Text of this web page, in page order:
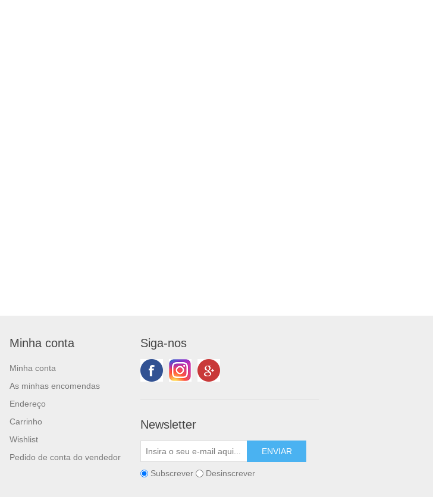
Minha conta
Minha conta
As minhas encomendas
Endereço
Carrinho
Wishlist
Pedido de conta do vendedor
Siga-nos
Newsletter
Subscrever Desinscrever